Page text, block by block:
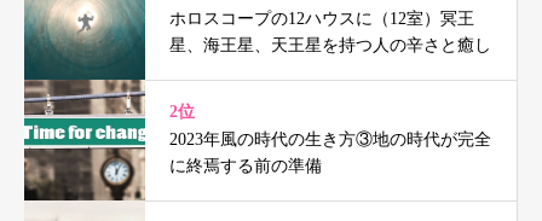
ホロスコープの12ハウスに（12室）冥王
星、海王星、天王星を持つ人の辛さと癒し
2位
2023年風の時代の生き方③地の時代が完全
に終焉する前の準備